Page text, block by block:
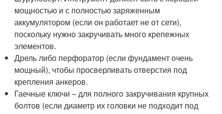
мощностью и с полностью заряженным
аккумулятором (если он работает не от сети),
поскольку нужно закручивать много крепежных
элементов.
Дрель либо перфоратор (если фундамент очень
мощный), чтобы просверливать отверстия под
крепления анкеров.
Гаечные ключи – для полного закручивания крупных
болтов (если диаметр их головки не подходит под